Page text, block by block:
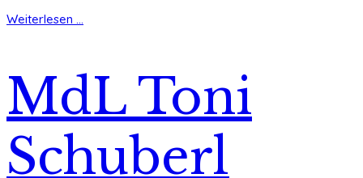
Weiterlesen ...
MdL Toni
Schuberl